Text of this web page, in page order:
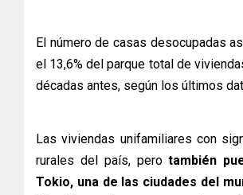
El número de casas desocupadas
el 13,6% del parque total de
décadas antes, según los últimos
Las viviendas unifamiliares con
rurales del país, perotambién
Tokio, una de las ciudades del